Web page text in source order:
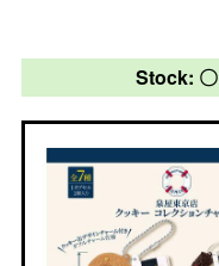
Stock: 〇